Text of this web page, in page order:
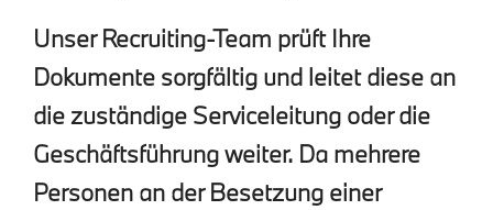
Unser Recruiting-Team prüft Ihre
Dokumente sorgfältig und leitet diese an
die zuständige Serviceleitung oder die
Geschäftsführung weiter. Da mehrere
Personen an der Besetzung einer